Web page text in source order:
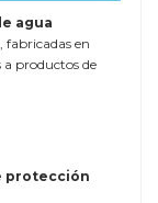
agua
, fabricadas en
a productos de
protección